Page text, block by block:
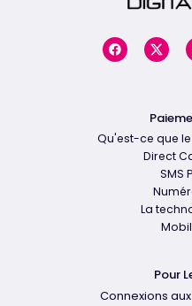
Qu'est-ce que
Direct
SMS
La
Pour
Connexions